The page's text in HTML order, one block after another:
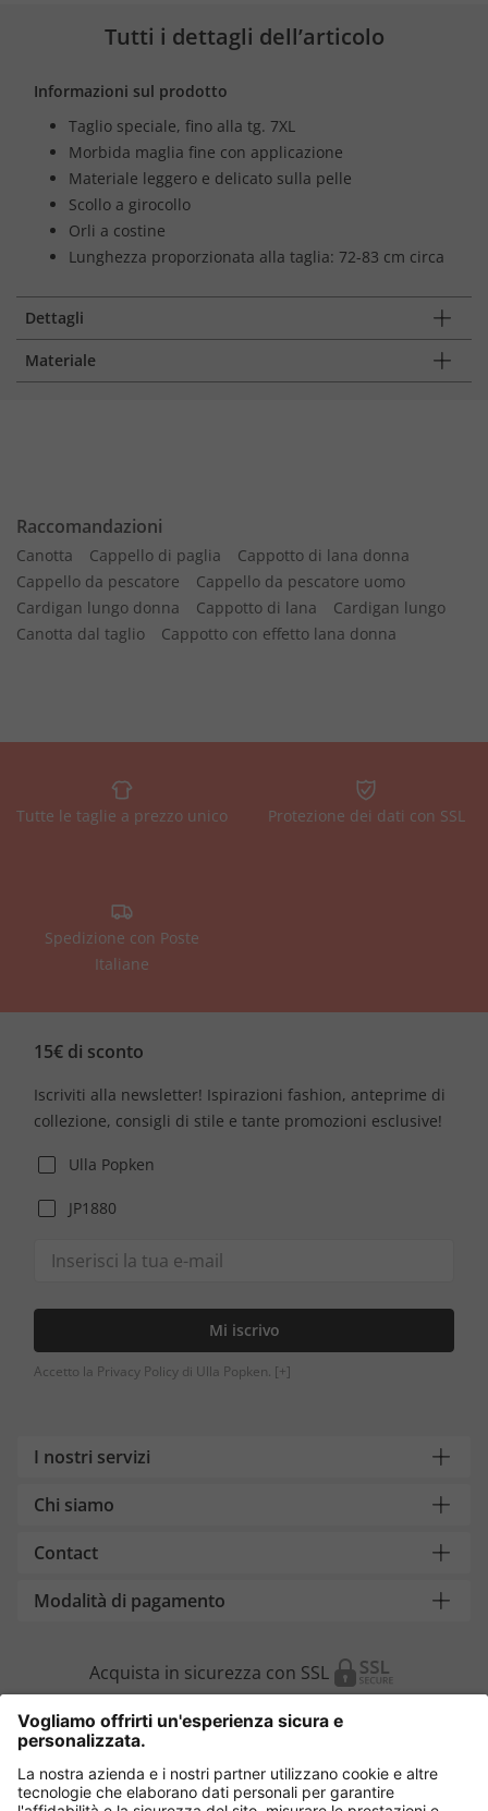
Tutti i dettagli dell’articolo
Informazioni sul prodotto
Taglio speciale, fino alla tg. 7XL
Morbida maglia fine con applicazione
Materiale leggero e delicato sulla pelle
Scollo a girocollo
Orli a costine
Lunghezza proporzionata alla taglia: 72-83 cm circa
Dettagli
Materiale
Raccomandazioni
Canotta Cappello di paglia
Cappotto di lana donna
Cappello da pescatore
Cappello da pescatore uomo
Cardigan lungo donna
Cappotto di lana
Cardigan lungo
Canotta dal taglio
Cappotto con effetto lana donna
Tutte le taglie a prezzo unico Protezione dei dati con SSL
Spedizione con Poste
Italiane
15€ di sconto
Iscriviti alla newsletter! Ispirazioni fashion, anteprime di
collezione, consigli di stile e tante promozioni esclusive!
Ulla Popken
JP1880
Mi iscrivo
Accetto la Privacy Policy di Ulla Popken. [+]
I nostri servizi
Chi siamo
Contact
Modalità di pagamento
Acquista in sicurezza con SSL
Cambia Paese
Italia